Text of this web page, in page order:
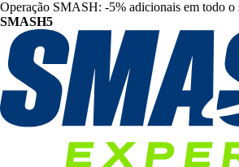
Operação SMASH: -5% adicionais em todo o
SMASH5